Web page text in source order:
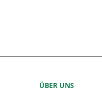
ÜBER UNS